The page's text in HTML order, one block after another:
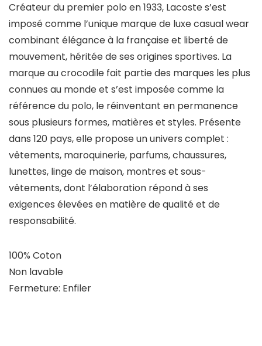
Créateur du premier polo en 1933, Lacoste s’est
imposé comme l’unique marque de luxe casual wear
combinant élégance à la française et liberté de
mouvement, héritée de ses origines sportives. La
marque au crocodile fait partie des marques les plus
connues au monde et s’est imposée comme la
référence du polo, le réinventant en permanence
sous plusieurs formes, matières et styles. Présente
dans 120 pays, elle propose un univers complet :
vêtements, maroquinerie, parfums, chaussures,
lunettes, linge de maison, montres et sous-
vêtements, dont l’élaboration répond à ses
exigences élevées en matière de qualité et de
responsabilité.
100% Coton
Non lavable
Fermeture: Enfiler